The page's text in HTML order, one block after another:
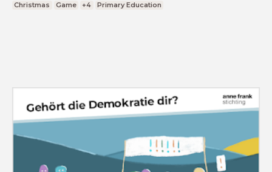
Christmas Game +4 Primary Education